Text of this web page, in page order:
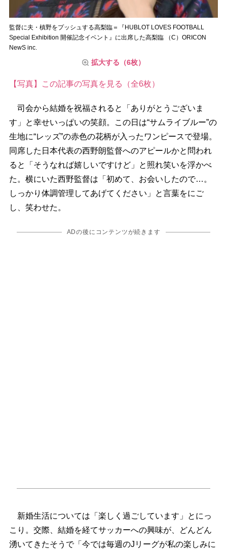
監督に夫・槙野をプッシュする高梨臨＝『HUBLOT LOVES FOOTBALL
Special Exhibition 開催記念イベント』に出席した高梨臨 （C）ORICON
NewS inc.
拡大する（6枚）
【写真】この記事の写真を見る（全6枚）
司会から結婚を祝福されると「ありがとうございま
す」と幸せいっぱいの笑顔。この日は“サムライブルー”の
生地に“レッズ”の赤色の花柄が入ったワンピースで登場。
同席した日本代表の西野朗監督へのアピールかと問われ
ると「そうなれば嬉しいですけど」と照れ笑いを浮かべ
た。横にいた西野監督は「初めて、お会いしたので…。
しっかり体調管理してあげてください」と言葉をにご
し、笑わせた。
ADの後にコンテンツが続きます
新婚生活については「楽しく過ごしています」とにっ
こり。交際、結婚を経てサッカーへの興味が、どんどん
湧いてきたそうで「今では毎週のJリーグが私の楽しみに